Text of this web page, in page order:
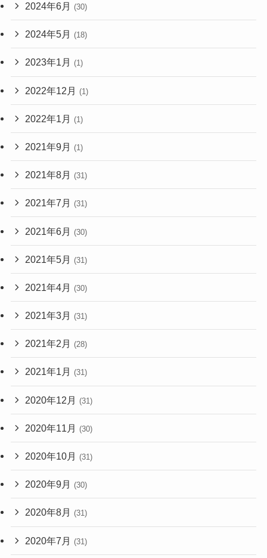
2024年6月 (30)
2024年5月 (18)
2023年1月 (1)
2022年12月 (1)
2022年1月 (1)
2021年9月 (1)
2021年8月 (31)
2021年7月 (31)
2021年6月 (30)
2021年5月 (31)
2021年4月 (30)
2021年3月 (31)
2021年2月 (28)
2021年1月 (31)
2020年12月 (31)
2020年11月 (30)
2020年10月 (31)
2020年9月 (30)
2020年8月 (31)
2020年7月 (31)